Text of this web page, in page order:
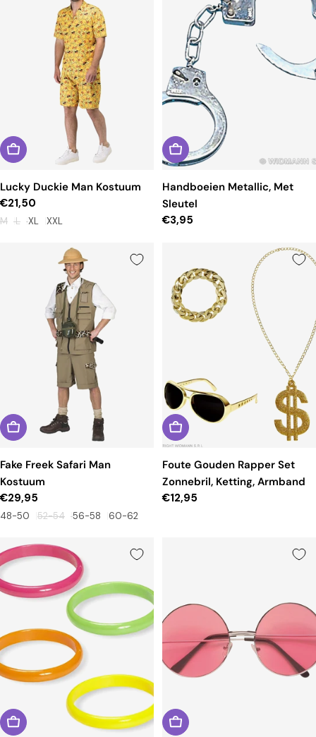
Lucky Duckie Man Kostuum
Reguliere
prijs
€21,50
M L XL XXL
Handboeien Metallic, Met
Sleutel
Reguliere
€3,95
Fake Freek Safari Man
Kostuum
Reguliere
prijs
€29,95
48-50 52-54 56-58 60-62
Foute Gouden Rapper Set
Zonnebril, Ketting, Armband
Reguliere
€12,95